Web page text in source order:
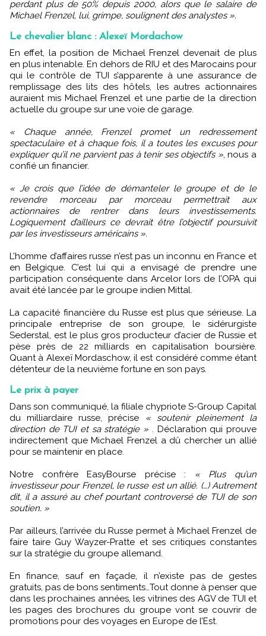
perdant plus de 50% depuis 2000, alors que le salaire de
Michael Frenzel, lui, grimpe, soulignent des analystes ».
Le chevalier blanc : Alexeï Mordachow
En effet, la position de Michael Frenzel devenait de plus
en plus intenable. En dehors de RIU et des Marocains pour
qui le contrôle de TUI s’apparente à une assurance de
remplissage des lits des hôtels, les autres actionnaires
auraient mis Michael Frenzel et une partie de la direction
actuelle du groupe sur une voie de garage.
« Chaque année, Frenzel promet un redressement
spectaculaire et à chaque fois, il a toutes les excuses pour
expliquer qu’il ne parvient pas à tenir ses objectifs », nous a
confié un financier.
« Je crois que l’idée de démanteler le groupe et de le
revendre morceau par morceau permettrait aux
actionnaires de rentrer dans leurs investissements.
Logiquement d’ailleurs ce devrait être l’objectif poursuivit
par les investisseurs américains ».
L’homme d’affaires russe n’est pas un inconnu en France et
en Belgique. C’est lui qui a envisagé de prendre une
participation conséquente dans Arcelor lors de l’OPA qui
avait été lancée par le groupe indien Mittal.
La capacité financière du Russe est plus que sérieuse. La
principale entreprise de son groupe, le sidérurgiste
Sederstal, est le plus gros producteur d’acier de Russie et
pèse près de 22 milliards en capitalisation boursière.
Quant à Alexeï Mordaschow, il est considéré comme étant
détenteur de la neuvième fortune en son pays.
Le prix à payer
Dans son communiqué, la filiale chypriote S-Group Capital
du milliardaire russe, précise « soutenir pleinement la
direction de TUI et sa stratégie » . Déclaration qui prouve
indirectement que Michael Frenzel a dû chercher un allié
pour se maintenir en place.
Notre confrère EasyBourse précise : « Plus qu’un
investisseur pour Frenzel, le russe est un allié. (…) Autrement
dit, il a assuré au chef pourtant controversé de TUI de son
soutien. »
Par ailleurs, l’arrivée du Russe permet à Michael Frenzel de
faire taire Guy Wayzer-Pratte et ses critiques constantes
sur la stratégie du groupe allemand.
En finance, sauf en façade, il n’existe pas de gestes
gratuits, pas de bons sentiments…Tout donne à penser que
dans les prochaines années, les vitrines des AGV de TUI et
les pages des brochures du groupe vont se couvrir de
promotions pour des voyages en Europe de l’Est.